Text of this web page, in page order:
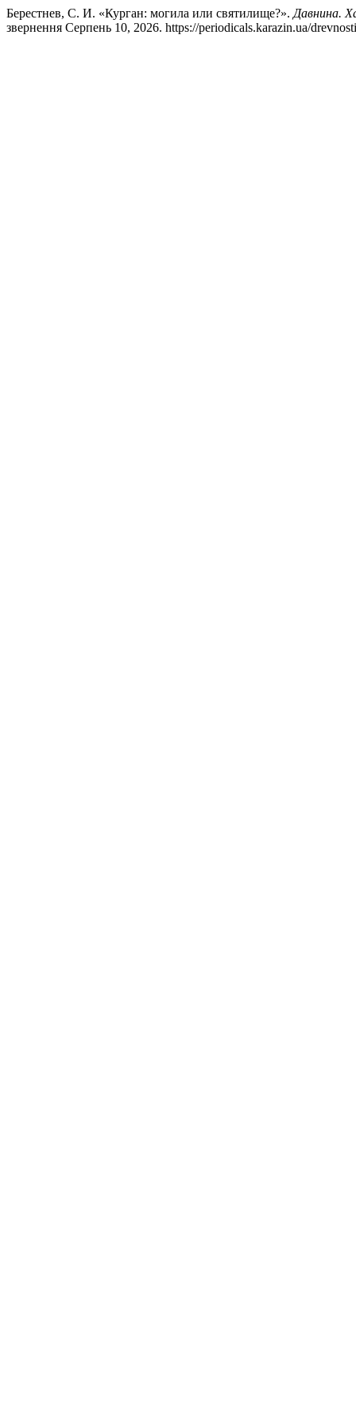
Берестнев, С. И. «Курган: могила или святилище?». Давнина.
звернення Серпень 10, 2026. https://periodicals.karazin.ua/